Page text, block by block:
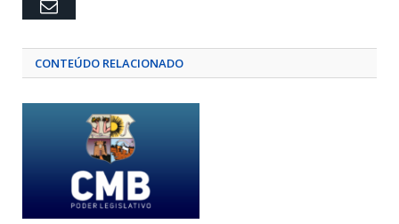
Email
CONTEÚDO RELACIONADO